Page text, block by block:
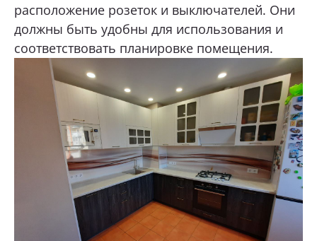
расположение розеток и выключателей. Они
должны быть удобны для использования и
соответствовать планировке помещения.